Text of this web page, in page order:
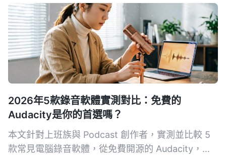
2026年5款錄音軟體實測對比：免費的
Audacity是你的首選嗎？
本文針對上班族與 Podcast 創作者，實測並比較 5
款常見電腦錄音軟體，從免費開源的 Audacity，到